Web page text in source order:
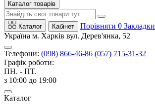
Каталог товарів
Каталог Кабінет Порівняти 0 Закладки
Україна м. Харків вул. Дерев'янка, 52
Телефони: (098) 866-46-86 (057) 715-31-32
Графік роботи:
ПН. - ПТ.
з 10:00 до 19:00
Каталог